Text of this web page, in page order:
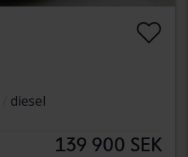
diesel
139 900 SEK